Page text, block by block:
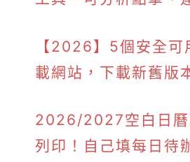
【2026】5個安全可
載網站，下載新舊版
2026/2027空白日曆
列印！自己填每日待